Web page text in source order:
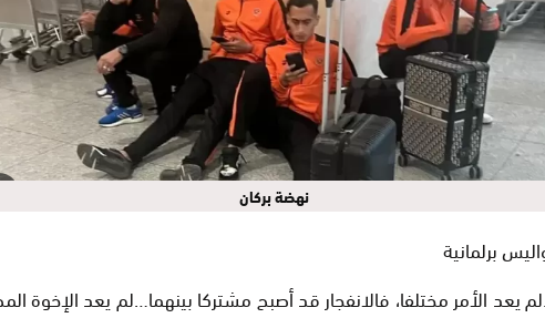
نهضة بركان
برلمانية
يعد الأمر مختلفا، فالانفجار قد أصبح مشتركا بينهما…لم يعد الإخوة